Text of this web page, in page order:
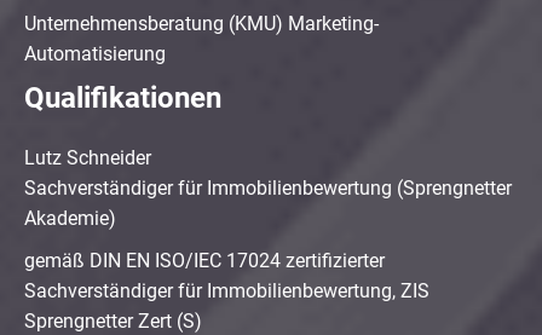
Unternehmensberatung (KMU) Marketing-
Automatisierung
Qualifikationen
Lutz Schneider
Sachverständiger für Immobilienbewertung (Sprengnetter
Akademie)
gemäß DIN EN ISO/IEC 17024 zertifizierter
Sachverständiger für Immobilienbewertung, ZIS
Sprengnetter Zert (S)